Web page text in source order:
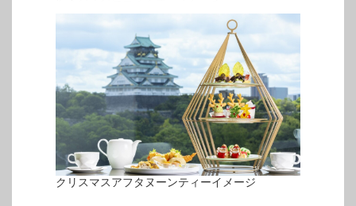
クリスマスアフタヌーンティーイメージ